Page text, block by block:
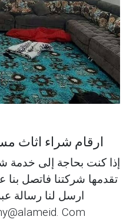
ارقام شراء اثاث
إذا كنت بحاجة إلى خدمة
ارسل لنا رسالة
Com.